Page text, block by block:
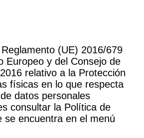
(UE) 2016/679
Europeo y del Consejo de
relativo a la Protección
físicas en lo que respecta
datos personales
consultar la Política de
se encuentra en el menú